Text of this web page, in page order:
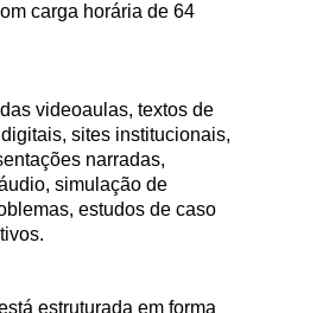
carga horária de 64
videoaulas, textos de
sites institucionais,
narradas,
simulação de
estudos de caso
estruturada em forma